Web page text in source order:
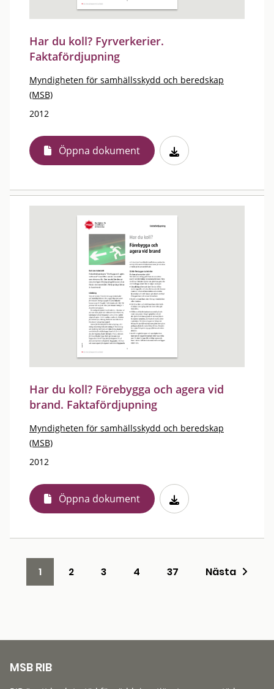
Har du koll? Fyrverkerier.
Faktafördjupning
Myndigheten för samhällsskydd och beredskap
(MSB)
2012
Öppna dokument
Har du koll? Förebygga och agera vid
brand. Faktafördjupning
Myndigheten för samhällsskydd och beredskap
(MSB)
2012
Öppna dokument
1 2 3 4 37 Nästa
MSB RIB